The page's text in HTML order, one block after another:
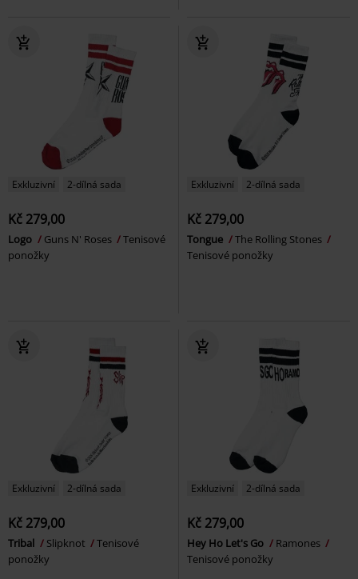
Exkluzivní 2-dílná sada
Kč 279,00
Logo Guns N' Roses
Tenisové
ponožky
Exkluzivní 2-dílná sada
Kč 279,00
Tongue
The Rolling Stones
Tenisové ponožky
Exkluzivní 2-dílná sada
Kč 279,00
Tribal Slipknot
Tenisové
ponožky
Exkluzivní 2-dílná sada
Kč 279,00
Hey Ho Let's Go
Ramones
Tenisové ponožky